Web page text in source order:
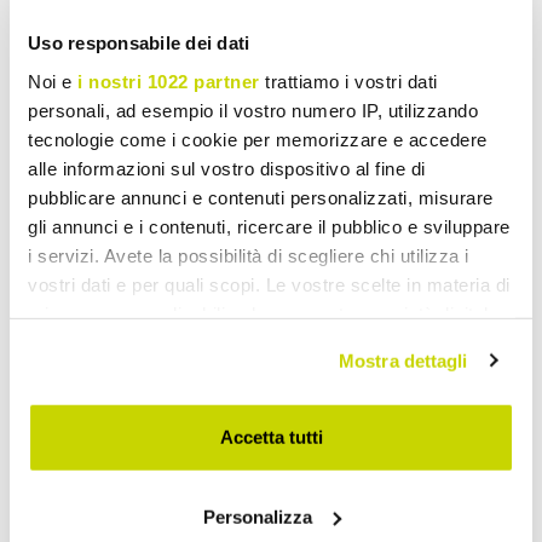
Uso responsabile dei dati
Noi e i nostri 1022 partner trattiamo i vostri dati
personali, ad esempio il vostro numero IP, utilizzando
tecnologie come i cookie per memorizzare e accedere
alle informazioni sul vostro dispositivo al fine di
pubblicare annunci e contenuti personalizzati, misurare
gli annunci e i contenuti, ricercare il pubblico e sviluppare
i servizi. Avete la possibilità di scegliere chi utilizza i
vostri dati e per quali scopi. Le vostre scelte in materia di
modificare o revocare il proprio consenso in qualsiasi
momento dalla Dichiarazione sui cookie o facendo clic
sull'icona di attivazione della privacy.
raccogliere informazioni sulla tua posizione
Mostra dettagli
Accetta tutti
Personalizza